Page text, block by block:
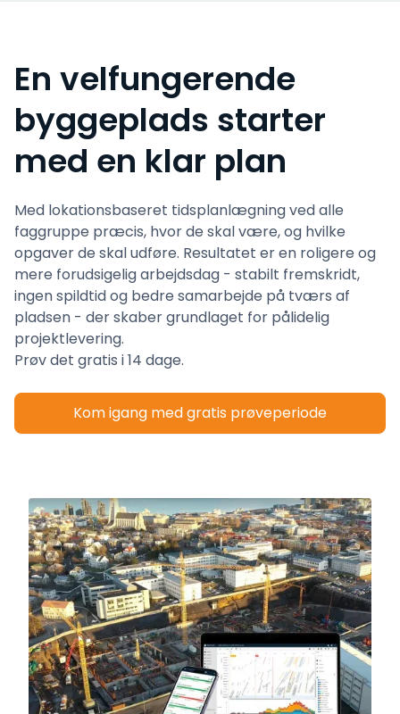
En velfungerende
byggeplads starter
med en klar plan
Med lokationsbaseret tidsplanlægning ved alle
faggruppe præcis, hvor de skal være, og hvilke
opgaver de skal udføre. Resultatet er en roligere og
mere forudsigelig arbejdsdag - stabilt fremskridt,
ingen spildtid og bedre samarbejde på tværs af
pladsen - der skaber grundlaget for pålidelig
projektlevering.
Prøv det gratis i 14 dage.
Kom igang med gratis prøveperiode